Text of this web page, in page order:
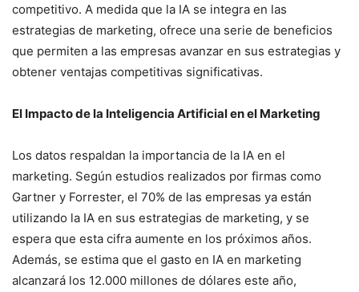
competitivo. A medida que la IA se integra en las
estrategias de marketing, ofrece una serie de beneficios
que permiten a las empresas avanzar en sus estrategias y
obtener ventajas competitivas significativas.
El Impacto de la Inteligencia Artificial en el Marketing
Los datos respaldan la importancia de la IA en el
marketing. Según estudios realizados por firmas como
Gartner y Forrester, el 70% de las empresas ya están
utilizando la IA en sus estrategias de marketing, y se
espera que esta cifra aumente en los próximos años.
Además, se estima que el gasto en IA en marketing
alcanzará los 12.000 millones de dólares este año,